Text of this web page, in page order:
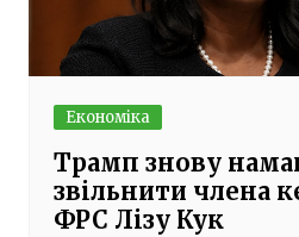
Економіка
Трамп знову
звільнити члена
ФРС Лізу Кук